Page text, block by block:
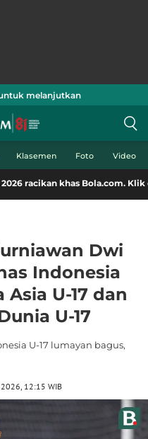
melanjutkan
Klasemen Foto Video
Bola.com. Klik di sini!
Dwi
Indonesia
Asia U-17 dan
U-17
U-17 lumayan bagus,
12:15 WIB